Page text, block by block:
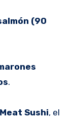
(90
.
Meat Sushi, el